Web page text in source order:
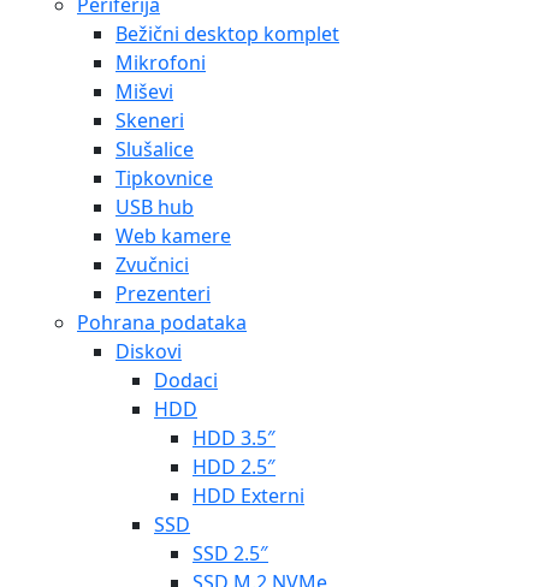
Bežični desktop komplet
Mikrofoni
Miševi
Skeneri
Slušalice
Tipkovnice
USB hub
Web kamere
Zvučnici
Prezenteri
Pohrana podataka
Diskovi
Dodaci
HDD
HDD 3.5″
HDD 2.5″
HDD Externi
SSD
SSD 2.5″